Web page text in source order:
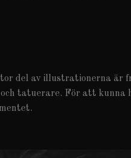
del av illustrationerna är
tatuerare. För att